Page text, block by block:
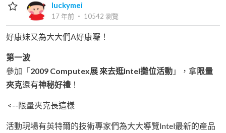
luckymei
17 年前 ‧ 10542 瀏覽
好康妹又為大大們A好康囉！
第一波
參加「2009 Computex展 來去逛Intel攤位活動 」，拿限量
夾克還有神秘好禮 ！
<--限量夾克長這樣
活動現場有英特爾的技術專家們為大大導覽Intel最新的產品